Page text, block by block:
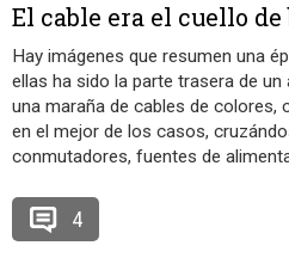
El cable era el cuello
Hay imágenes que resumen una
ellas ha sido la parte trasera de
una maraña de cables de colores,
en el mejor de los casos,
conmutadores, fuentes de
4